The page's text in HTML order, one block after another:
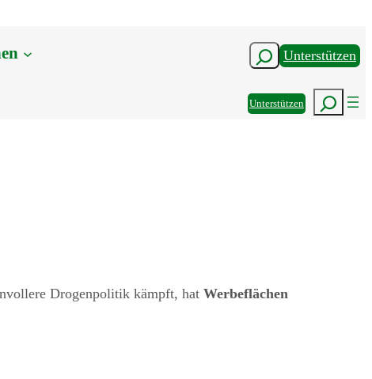
SuchenUnterstützen
UnterstützenSuchen
Drogenpolitik kämpft, hatWerbeflächen